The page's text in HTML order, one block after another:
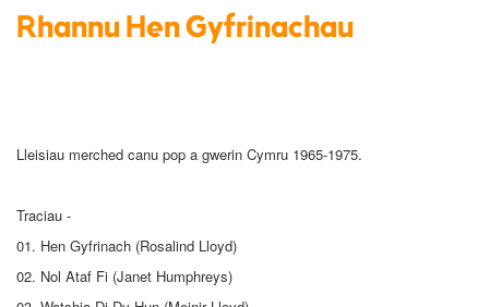
Rhannu Hen Gyfrinachau
Lleisiau merched canu pop a gwerin Cymru 1965-1975.
Traciau -
01. Hen Gyfrinach (Rosalind Lloyd)
02. Nol Ataf Fi (Janet Humphreys)